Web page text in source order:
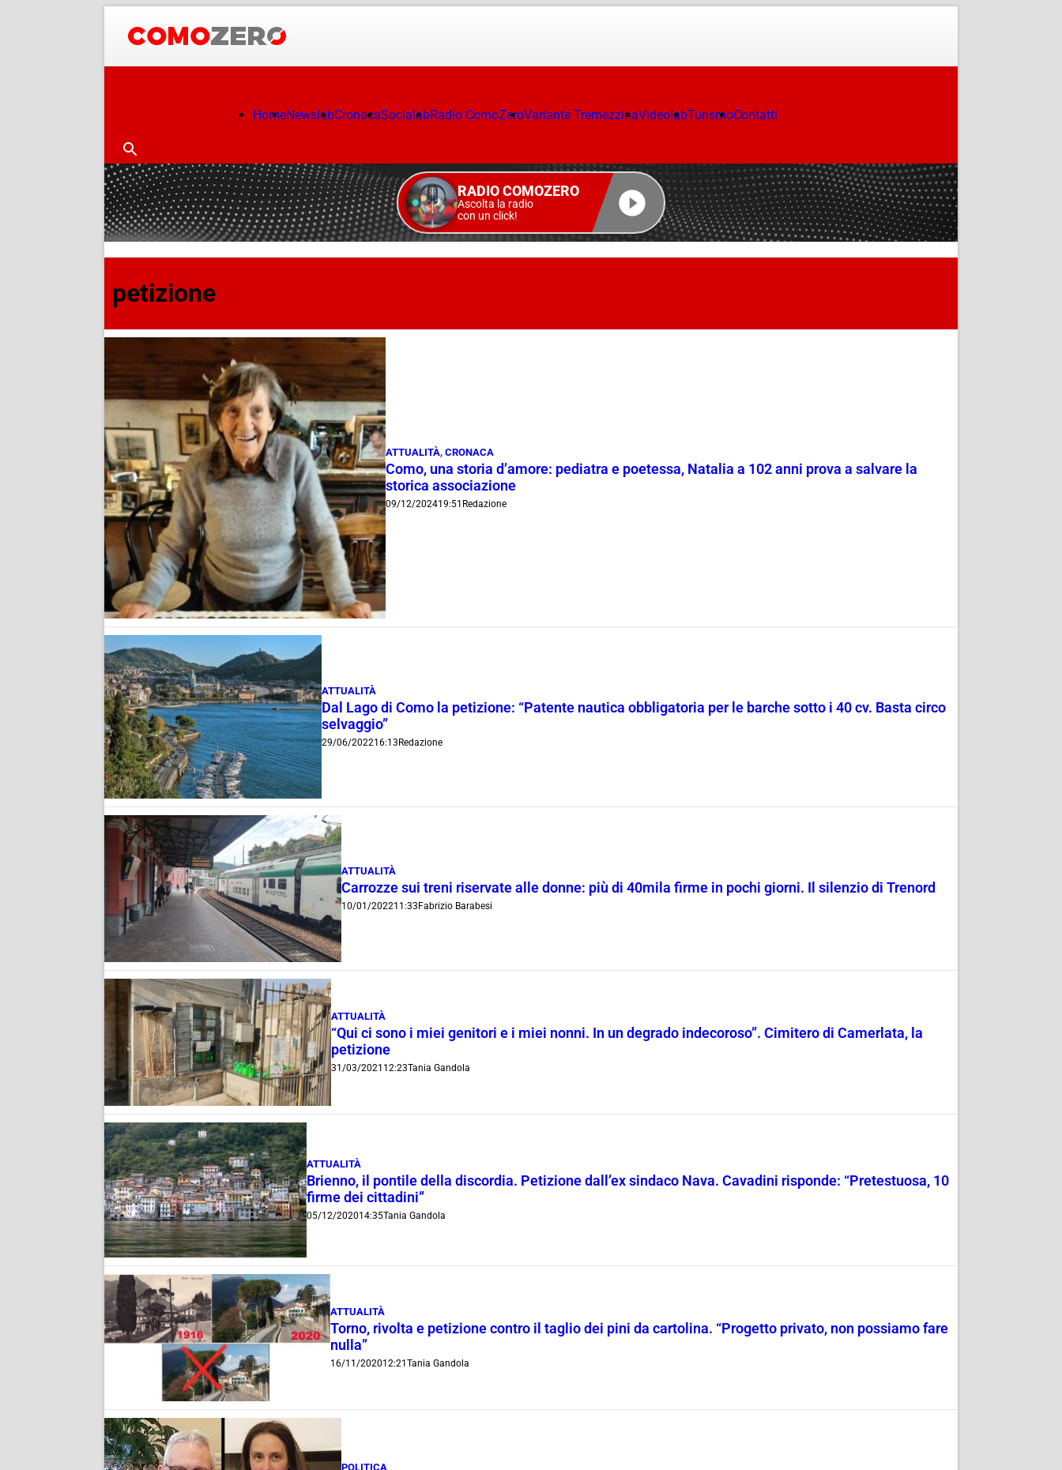
HomeNewslabCronacaSocialabRadio ComoZeroVariante TremezzinaVideolabTurismoContatti
RADIO COMOZERO
Ascolta la radio
con un click!
petizione
ATTUALITÀ,CRONACA
Como, una storia d’amore: pediatra e poetessa, Natalia a 102 anni prova a salvare la
storica associazione
09/12/202419:51 Redazione
ATTUALITÀ
Dal Lago di Como la petizione: “Patente nautica obbligatoria per le barche sotto i 40 cv. Basta circo
selvaggio”
29/06/202216:13 Redazione
ATTUALITÀ
Carrozze sui treni riservate alle donne: più di 40mila firme in pochi giorni. Il silenzio di Trenord
10/01/202211:33Fabrizio Barabesi
ATTUALITÀ
“Qui ci sono i miei genitori e i miei nonni. In un degrado indecoroso”. Cimitero di Camerlata, la
petizione
31/03/2021 12:23Tania Gandola
ATTUALITÀ
Brienno, il pontile della discordia. Petizione dall’ex sindaco Nava. Cavadini risponde: “Pretestuosa, 10
firme dei cittadini”
05/12/202014:35Tania Gandola
ATTUALITÀ
Torno, rivolta e petizione contro il taglio dei pini da cartolina. “Progetto privato, non possiamo fare
nulla”
16/11/202012:21 Tania Gandola
POLITICA